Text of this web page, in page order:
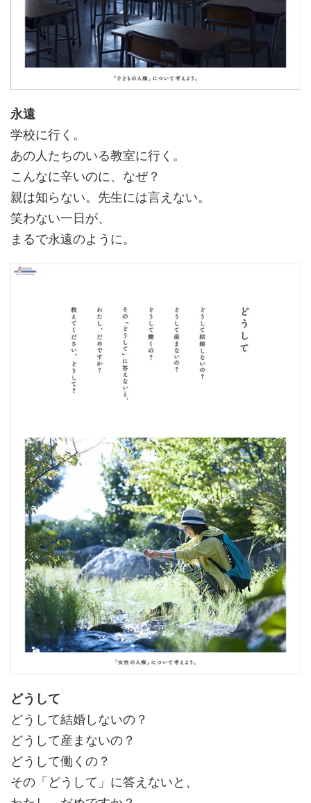
永遠
学校に行く。
あの人たちのいる教室に行く。
こんなに辛いのに、なぜ？
親は知らない。先生には言えない。
笑わない一日が、
まるで永遠のように。
どうして
どうして結婚しないの？
どうして産まないの？
どうして働くの？
その「どうして」に答えないと、